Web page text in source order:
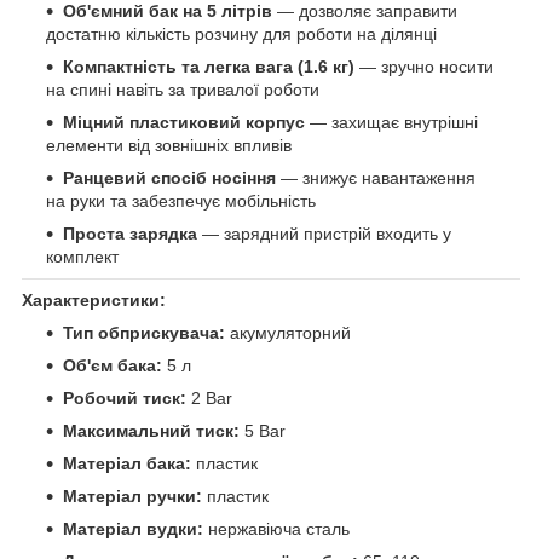
Об'ємний бак на 5 літрів — дозволяє заправити
достатню кількість розчину для роботи на ділянці
Компактність та легка вага (1.6 кг) — зручно носити
на спині навіть за тривалої роботи
Міцний пластиковий корпус — захищає внутрішні
елементи від зовнішніх впливів
Ранцевий спосіб носіння — знижує навантаження
на руки та забезпечує мобільність
Проста зарядка — зарядний пристрій входить у
комплект
Характеристики:
Тип обприскувача: акумуляторний
Об'єм бака: 5 л
Робочий тиск: 2 Bar
Максимальний тиск: 5 Bar
Матеріал бака: пластик
Матеріал ручки: пластик
Матеріал вудки: нержавіюча сталь